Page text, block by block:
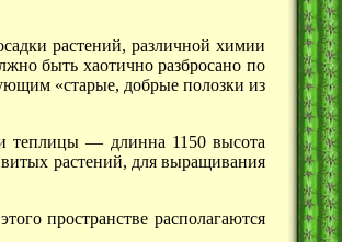
растений, различной химии
быть хаотично разбросано по
«старые, добрые полозки из
теплицы — длинна 1150 высота
растений, для выращивания
пространстве располагаются